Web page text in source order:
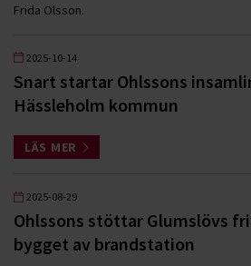
Frida Olsson.
2025-10-14
Snart startar Ohlssons
Hässleholm kommun
LÄS MER
2025-08-29
Ohlssons stöttar Glumslövs
bygget av brandstation